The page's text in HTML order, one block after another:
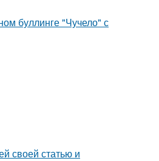
буллинге "Чучело" с
своей статью и